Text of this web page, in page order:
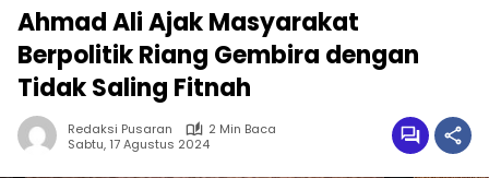
Ahmad Ali Ajak Masyarakat
Berpolitik Riang Gembira dengan
Tidak Saling Fitnah
Redaksi Pusaran
2 Min Baca
Sabtu, 17 Agustus 2024